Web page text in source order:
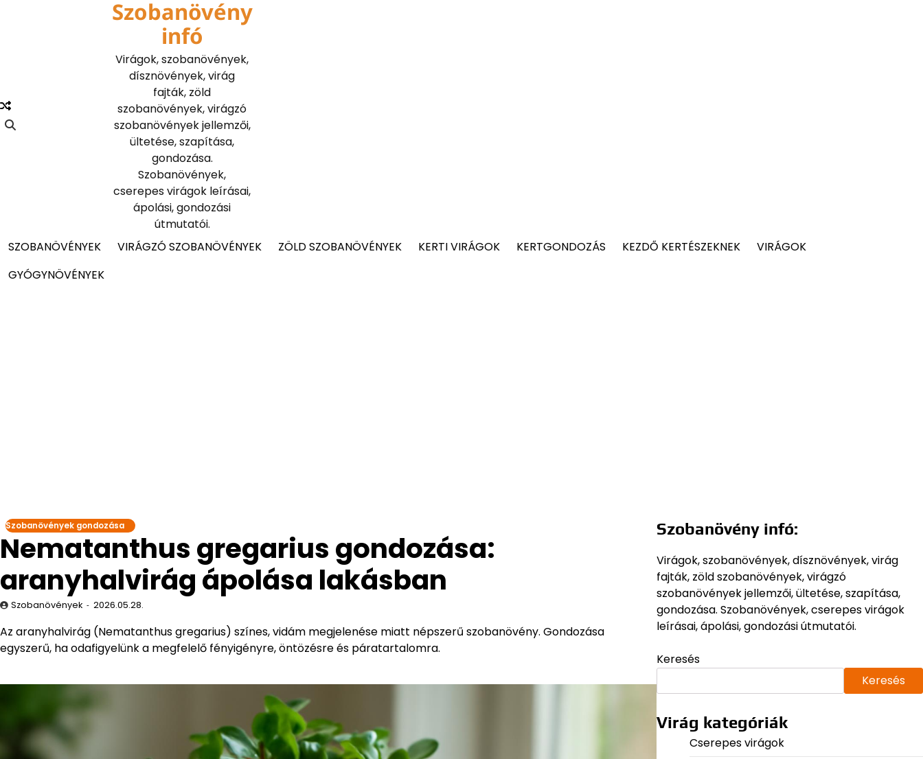
Szobanövény
infó
Virágok, szobanövények,
dísznövények, virág
fajták, zöld
szobanövények, virágzó
szobanövények jellemzői,
ültetése, szapítása,
gondozása.
Szobanövények,
cserepes virágok leírásai,
ápolási, gondozási
útmutatói.
SZOBANÖVÉNYEK
VIRÁGZÓ SZOBANÖVÉNYEK ZÖLD SZOBANÖVÉNYEK KERTI VIRÁGOK KERTGONDOZÁS KEZDŐ KERTÉSZEKNEK
VIRÁGOK
GYÓGYNÖVÉNYEK
Szobanövények gondozása
Nematanthus gregarius gondozása:
aranyhalvirág ápolása lakásban
Szobanövények 2026.05.28.
Az aranyhalvirág (Nematanthus gregarius) színes, vidám megjelenése miatt népszerű szobanövény. Gondozása
egyszerű, ha odafigyelünk a megfelelő fényigényre, öntözésre és páratartalomra.
Szobanövény infó:
Virágok, szobanövények, dísznövények, virág
fajták, zöld szobanövények, virágzó
szobanövények jellemzői, ültetése, szapítása,
gondozása. Szobanövények, cserepes virágok
leírásai, ápolási, gondozási útmutatói.
Keresés
Keresés
Virág kategóriák
Cserepes virágok